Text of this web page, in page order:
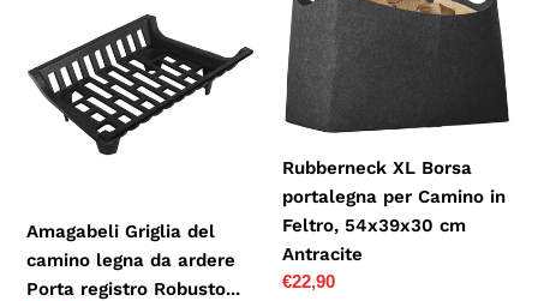
camino
legna
Robusto...
Amagabeli Griglia del
camino legna da ardere
Porta registro Robusto...
XL
Borsa
portalegna
per
Camino
54x39x30
Antracite
Rubberneck XL Borsa
portalegna per Camino in
Feltro, 54x39x30 cm
Antracite
Prezzo
€22,90